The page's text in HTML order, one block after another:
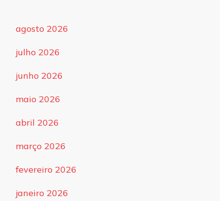
agosto 2026
julho 2026
junho 2026
maio 2026
abril 2026
março 2026
fevereiro 2026
janeiro 2026